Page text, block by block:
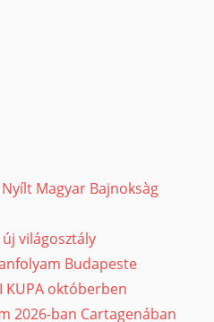
Magyar Bajnoksàg
új világosztály
Budapeste
KUPA októberben
2026-ban Cartagenában